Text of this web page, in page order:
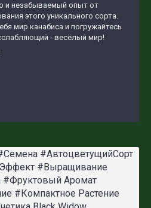
и незабываемый опыт от
этого уникального сорта.
мир канабиса и погружайтесь
- весёлый мир!
#АвтоцветущийСорт
#Выращивание
#Фруктовый Аромат
#Компактное Растение